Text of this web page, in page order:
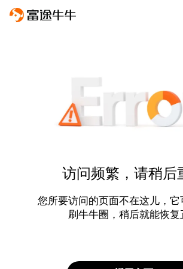
访问频繁，请稍后
您所要访问的页面不在这儿，它
刷牛牛圈，稍后就能恢复